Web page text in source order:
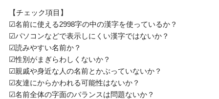
【チェック項目】
☑名前に使える2998字の中の漢字を使っているか？
☑パソコンなどで表示しにくい漢字ではないか？
☑読みやすい名前か？
☑性別がまぎらわしくないか？
☑親戚や身近な人の名前とかぶっていないか？
☑友達にからかわれる可能性はないか？
☑名前全体の字面のバランスは問題ないか？